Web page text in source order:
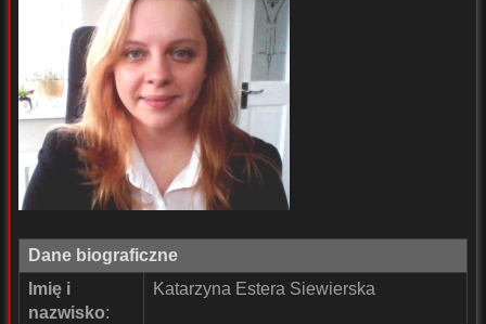
Dane biograficzne
Imię i
nazwisko:
Katarzyna Estera Siewierska